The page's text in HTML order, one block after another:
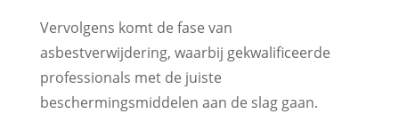
Vervolgens komt de fase van
asbestverwijdering, waarbij gekwalificeerde
professionals met de juiste
beschermingsmiddelen aan de slag gaan.